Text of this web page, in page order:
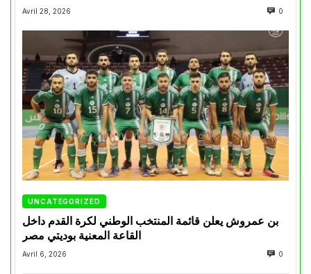
Avril 28, 2026 0
UNCATEGORIZED
بن عمروش يعلن قائمة المنتخب الوطني لكرة القدم داخل
القاعة المعنية بوديتي مصر
Avril 6, 2026 0